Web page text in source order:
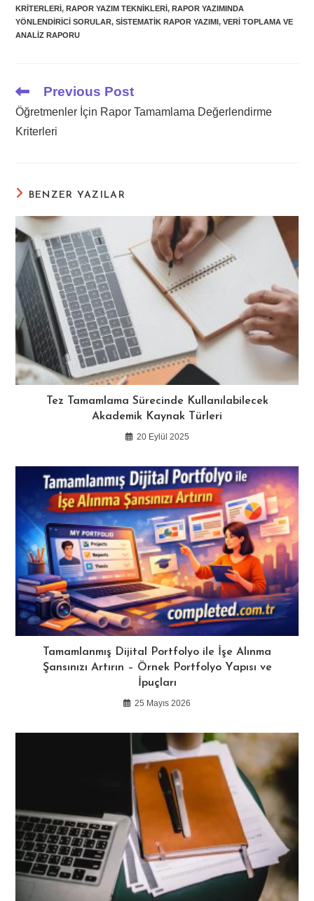
KRITERLERI, RAPOR YAZIM TEKNIKLERI, RAPOR YAZIMINDA
YÖNLENDIRICI SORULAR, SISTEMATIK RAPOR YAZIMI, VERI TOPLAMA VE
ANALIZ RAPORU
Read
more
articles
Previous Post
Öğretmenler İçin Rapor Tamamlama Değerlendirme
Kriterleri
BENZER YAZILAR
Tez Tamamlama Sürecinde Kullanılabilecek
Akademik Kaynak Türleri
20 Eylül 2025
Tamamlanmış Dijital Portfolyo ile İşe Alınma
Şansınızı Artırın – Örnek Portfolyo Yapısı ve
İpuçları
25 Mayıs 2026